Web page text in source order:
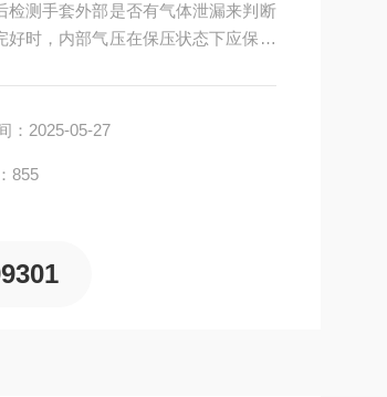
测手套外部是否有气体泄漏来判断
时，内部气压在保压状态下应保持
：2025-05-27
855